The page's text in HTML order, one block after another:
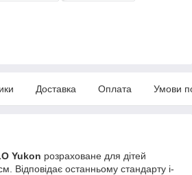
Доставка Оплата Умови
Yukon розраховане для дітей
Відповідає останньому стандарту i-